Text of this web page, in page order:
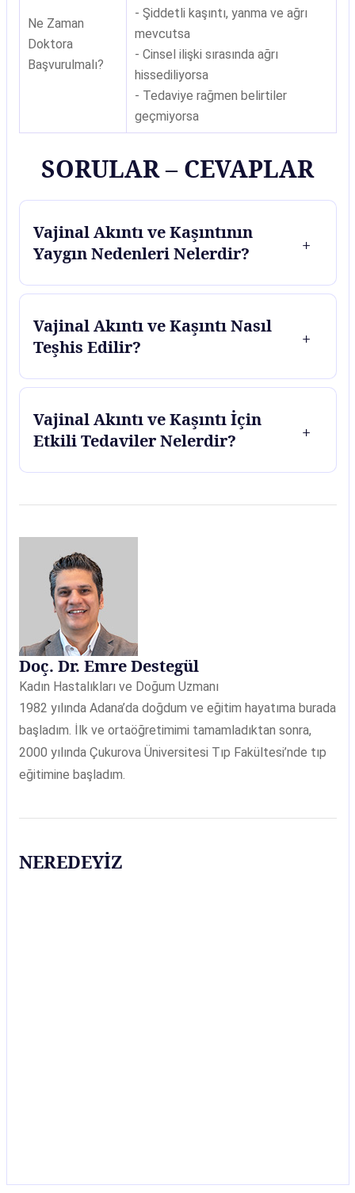
Ne Zaman
Doktora
Başvurulmalı?
- Şiddetli kaşıntı, yanma ve ağrı
mevcutsa
- Cinsel ilişki sırasında ağrı
hissediliyorsa
- Tedaviye rağmen belirtiler
geçmiyorsa
SORULAR – CEVAPLAR
Vajinal Akıntı ve Kaşıntının
Yaygın Nedenleri Nelerdir?
Vajinal Akıntı ve Kaşıntı Nasıl
Teşhis Edilir?
Vajinal Akıntı ve Kaşıntı İçin
Etkili Tedaviler Nelerdir?
Doç. Dr. Emre Destegül
Kadın Hastalıkları ve Doğum Uzmanı
1982 yılında Adana’da doğdum ve eğitim hayatıma burada
başladım. İlk ve ortaöğretimimi tamamladıktan sonra,
2000 yılında Çukurova Üniversitesi Tıp Fakültesi’nde tıp
eğitimine başladım.
NEREDEYİZ